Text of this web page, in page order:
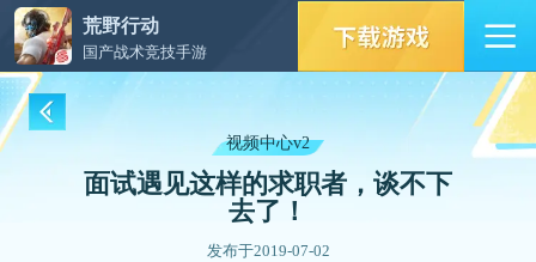
视频中心v2
面试遇见这样的求职者，谈不下
去了！
发布于2019-07-02
荒野行动
国产战术竞技手游